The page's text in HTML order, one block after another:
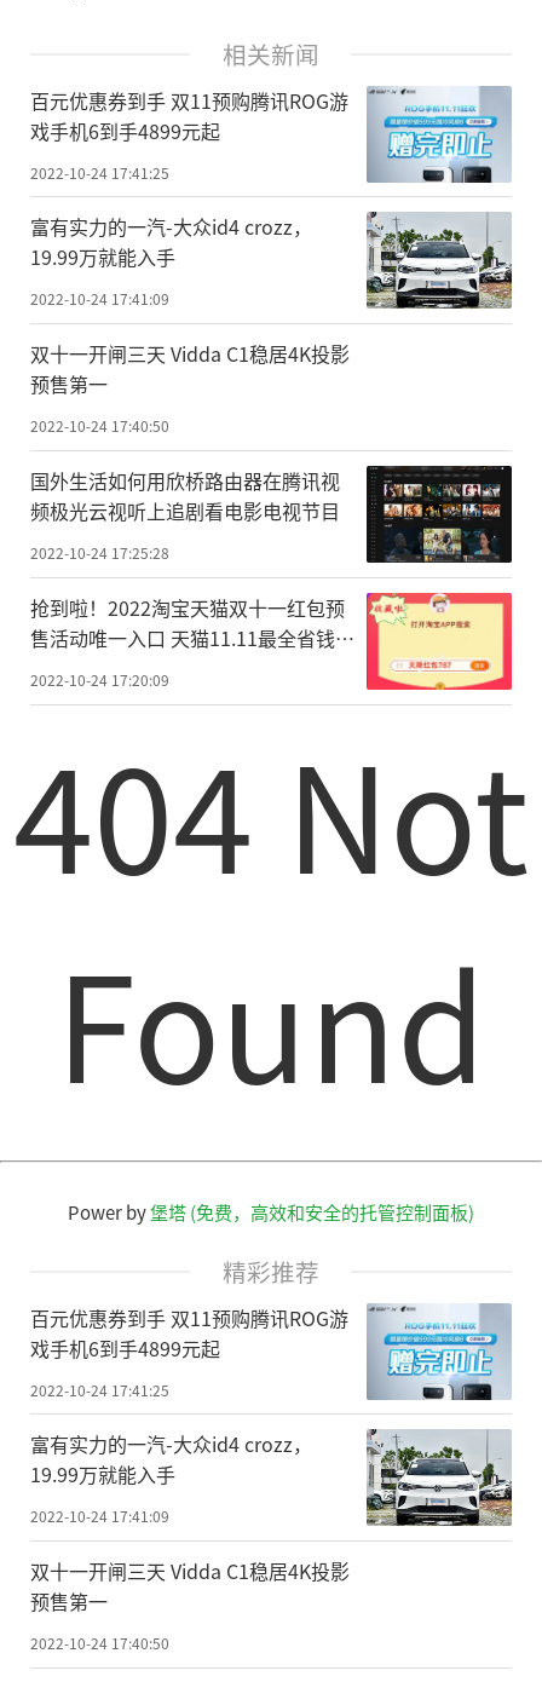
相关新闻
百元优惠券到手 双11预购腾讯ROG游
戏手机6到手4899元起
2022-10-24 17:41:25
富有实力的一汽-大众id4 crozz，
19.99万就能入手
2022-10-24 17:41:09
双十一开闸三天 Vidda C1稳居4K投影
预售第一
2022-10-24 17:40:50
国外生活如何用欣桥路由器在腾讯视
频极光云视听上追剧看电影电视节目
2022-10-24 17:25:28
抢到啦！2022淘宝天猫双十一红包预
售活动唯一入口 天猫11.11最全省钱攻
略
2022-10-24 17:20:09
404 Not
Found
Power by堡塔 (免费，高效和安全的托管控制面板)
精彩推荐
百元优惠券到手 双11预购腾讯ROG游
戏手机6到手4899元起
2022-10-24 17:41:25
富有实力的一汽-大众id4 crozz，
19.99万就能入手
2022-10-24 17:41:09
双十一开闸三天 Vidda C1稳居4K投影
预售第一
2022-10-24 17:40:50